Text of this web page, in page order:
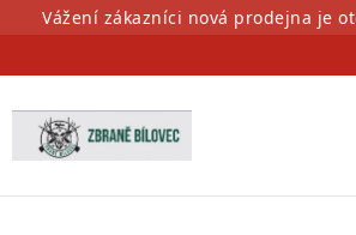
PřejítVážení zákazníci nová prodejna je